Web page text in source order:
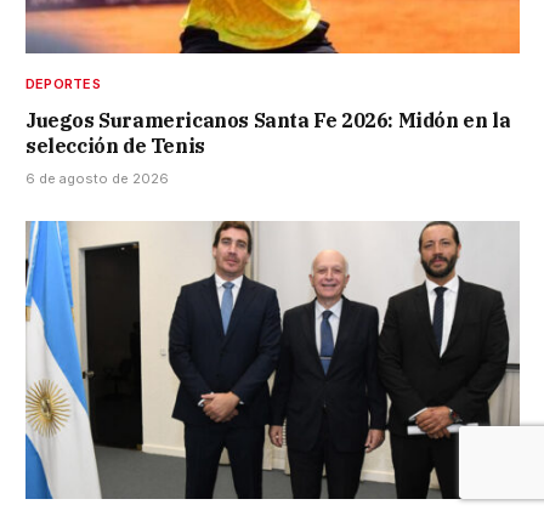
DEPORTES
Juegos Suramericanos Santa Fe 2026: Midón en la
selección de Tenis
6 de agosto de 2026